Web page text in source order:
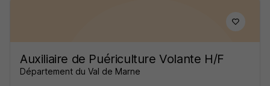
Auxiliaire de Puériculture Volante H/F
Département du Val de Marne